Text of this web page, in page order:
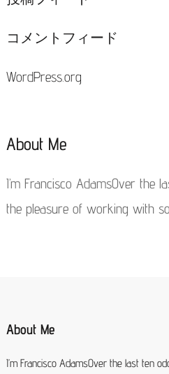
コメントフィード
WordPress.org
About Me
I’m Francisco AdamsOver the
the pleasure of working with
About Me
I’m Francisco AdamsOver the last ten